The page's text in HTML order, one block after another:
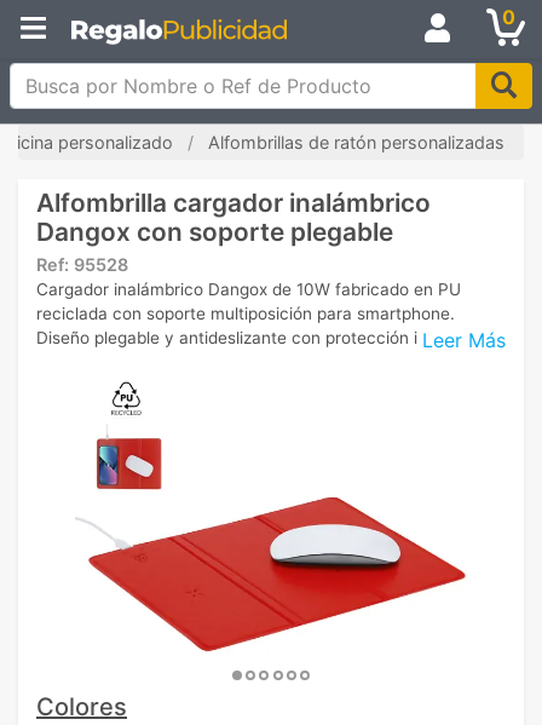
0
Busca por Nombre o Ref de Producto
personalizado Alfombrillas de ratón personalizadas
Alfombrilla cargador inalámbrico
Dangox con soporte plegable
Ref: 95528
Leer Más
Cargador inalámbrico Dangox de 10W fabricado en PU
reciclada con soporte multiposición para smartphone.
Diseño plegable y antideslizante con protección integrada.
Colores